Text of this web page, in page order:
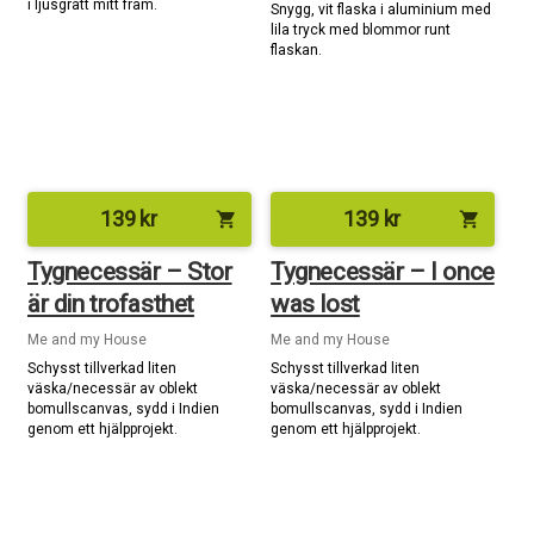
i ljusgrått mitt fram.
Snygg, vit flaska i aluminium med
lila tryck med blommor runt
flaskan.
139kr shopping_cart
Tygnecessär – Stor
är din trofasthet
Me and my House
Schysst tillverkad liten
väska/necessär av oblekt
bomullscanvas, sydd i Indien
genom ett hjälpprojekt.
139 kr shopping_cart
Tygnecessär – I once
was lost
Me and my House
Schysst tillverkad liten
väska/necessär av oblekt
bomullscanvas, sydd i Indien
genom ett hjälpprojekt.